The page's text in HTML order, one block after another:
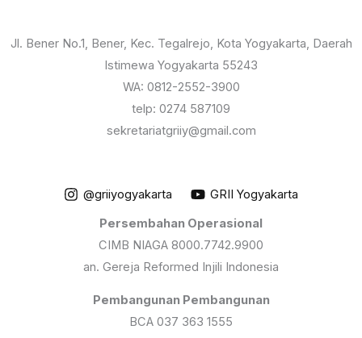
Jl. Bener No.1, Bener, Kec. Tegalrejo, Kota Yogyakarta, Daerah
Istimewa Yogyakarta 55243
WA: 0812-2552-3900
telp: 0274 587109
sekretariatgriiy@gmail.com
@griiyogyakarta
GRII Yogyakarta
Persembahan Operasional
CIMB NIAGA 8000.7742.9900
an. Gereja Reformed Injili Indonesia
Pembangunan Pembangunan
BCA 037 363 1555